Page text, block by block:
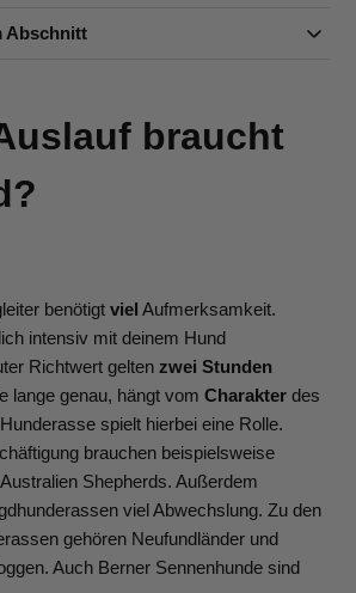
Abschnitt
braucht
benötigtviel Aufmerksamkeit.
intensiv mit deinem Hund
Richtwert geltenzwei Stunden
lange genau, hängt vomCharakter des
spielt hierbei eine Rolle.
brauchen beispielsweise
Shepherds. Außerdem
viel Abwechslung. Zu den
gehören Neufundländer und
Auch Berner Sennenhunde sind